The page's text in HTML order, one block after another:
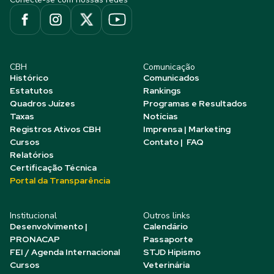
CBH
Histórico
Estatutos
Quadros Juízes
Taxas
Registros Ativos CBH
Cursos
Relatórios
Certificação Técnica
Portal da Transparência
Comunicação
Comunicados
Rankings
Programas e Resultados
Notícias
Imprensa | Marketing
Contato | FAQ
Institucional
Desenvolvimento |
PRONACAP
FEI / Agenda Internacional
Cursos
Outros links
Calendário
Passaporte
STJD Hipismo
Veterinária